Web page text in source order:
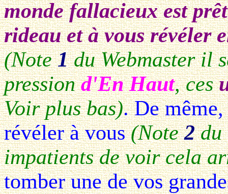
monde fallacieux est
rideau et à vous révéler
(Note1du Webmaster il
pressiond'En Haut, ces
Voir plus bas). De même,
révéler à vous(Note2du
impatients de voir cela
tomber une de vos